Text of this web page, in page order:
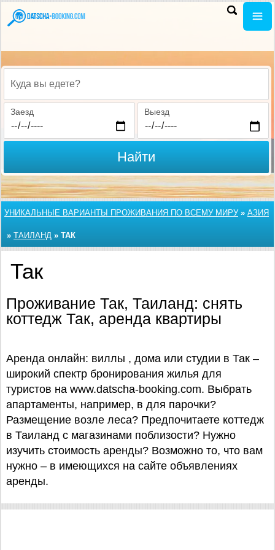
Куда вы едете?
Заезд Выезд
Найти
УНИКАЛЬНЫЕ ВАРИАНТЫ ПРОЖИВАНИЯ ПО ВСЕМУ МИРУ» АЗИЯ
» ТАИЛАНД » ТАК
Так
Проживание Так, Таиланд: снять
коттедж Так, аренда квартиры
Аренда онлайн: виллы , дома или студии в Так –
широкий спектр бронирования жилья для
туристов на www.datscha-booking.com. Выбрать
апартаменты, например, в для парочки?
Размещение возле леса? Предпочитаете коттедж
в Таиланд с магазинами поблизости? Нужно
изучить стоимость аренды? Возможно то, что вам
нужно – в имеющихся на сайте объявлениях
аренды.